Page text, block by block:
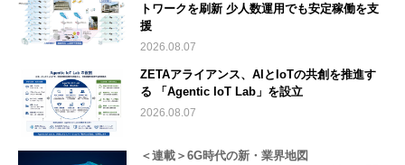
トワークを刷新 少人数運用でも安定稼働を支
援
2026.08.07
ZETAアライアンス、AIとIoTの共創を推進す
る 「Agentic IoT Lab」を設立
2026.08.07
＜連載＞6G時代の新・業界地図